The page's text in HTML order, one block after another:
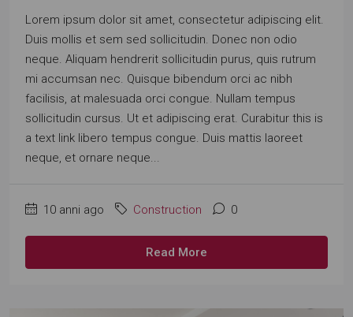
Lorem ipsum dolor sit amet, consectetur adipiscing elit.
Duis mollis et sem sed sollicitudin. Donec non odio
neque. Aliquam hendrerit sollicitudin purus, quis rutrum
mi accumsan nec. Quisque bibendum orci ac nibh
facilisis, at malesuada orci congue. Nullam tempus
sollicitudin cursus. Ut et adipiscing erat. Curabitur this is
a text link libero tempus congue. Duis mattis laoreet
neque, et ornare neque...
10 anni ago Construction 0
Read More